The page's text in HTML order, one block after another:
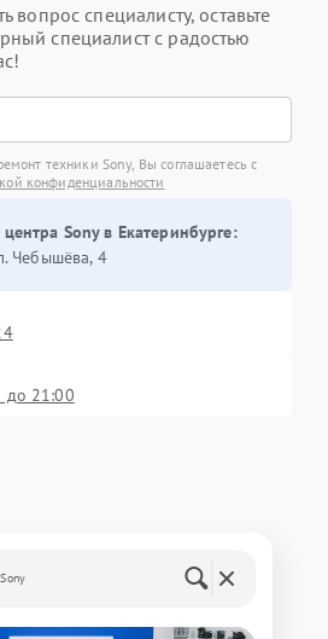
вопрос специалисту, оставьте
специалист с радостью
техники Sony, Вы соглашаетесь с
конфиденциальности
Sony в Екатеринбурге:
Чебышёва, 4
до 21:00